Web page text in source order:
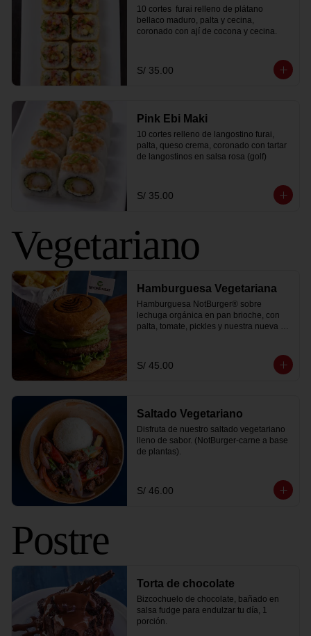
10 cortes  furai relleno de plátano
bellaco maduro, palta y cecina,
coronado con ají de cocona y cecina.
S/ 35.00
Pink Ebi Maki
10 cortes relleno de langostino furai,
palta, queso crema, coronado con tartar
de langostinos en salsa rosa (golf)
S/ 35.00
Vegetariano
Hamburguesa Vegetariana
Hamburguesa NotBurger® sobre
lechuga orgánica en pan brioche, con
palta, tomate, pickles y nuestra nueva y
peruanita frita y 1 coca cola zero.
S/ 45.00
Saltado Vegetariano
Disfruta de nuestro saltado vegetariano
lleno de sabor. (NotBurger-carne a base
de plantas).
S/ 46.00
Postre
Torta de chocolate
Bizcochuelo de chocolate, bañado en
salsa fudge para endulzar tu día, 1
porción.